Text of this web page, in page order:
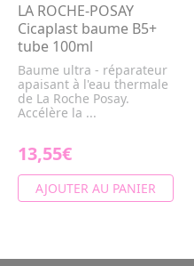
LA ROCHE-POSAY
Cicaplast baume B5+
tube 100ml
Baume ultra - réparateur
apaisant à l'eau thermale
de La Roche Posay.
Accélère la ...
13,55€
AJOUTER AU PANIER